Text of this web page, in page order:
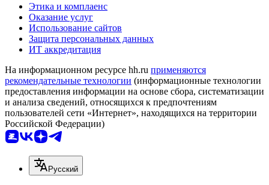
Этика и комплаенс
Оказание услуг
Использование сайтов
Защита персональных данных
ИТ аккредитация
На информационном ресурсе hh.ru применяются
рекомендательные технологии (информационные технологии
предоставления информации на основе сбора, систематизации
и анализа сведений, относящихся к предпочтениям
пользователей сети «Интернет», находящихся на территории
Российской Федерации)
Русский